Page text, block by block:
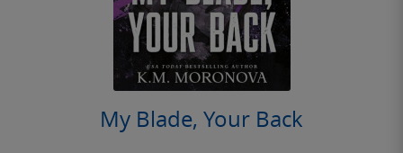
My Blade, Your Back